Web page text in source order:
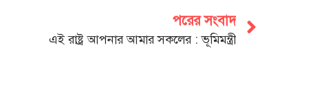
পরের সংবাদ
এই রাষ্ট্র আপনার আমার সকলের : ভূমিমন্ত্রী